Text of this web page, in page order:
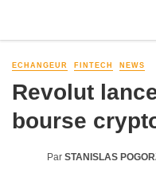
ECHANGEUR FINTECH NEWS
Revolut
bourse
Par STANISLAS